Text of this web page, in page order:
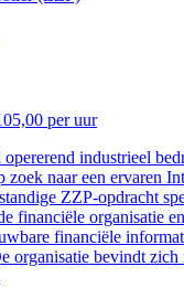
per uur
industrieel
naar een ervaren
ZZP-opdracht
financiële organisatie
financiële
organisatie bevindt zich